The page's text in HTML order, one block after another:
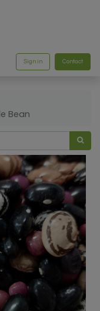
Sign in Contact
Bean